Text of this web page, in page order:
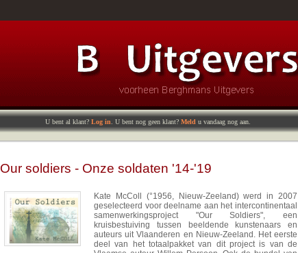
U bent al klant? Log in . U bent nog geen klant? Meld u vandaag nog aan.
Our soldiers - Onze soldaten '14-'19
Kate McColl (°1956, Nieuw-Zeeland) werd in 2007
geselecteerd voor deelname aan het intercontinentaal
samenwerkingsproject "Our Soldiers", een
kruisbestuiving tussen beeldende kunstenaars en
auteurs uit Vlaanderen en Nieuw-Zeeland. Het eerste
deel van het totaalpakket van dit project is van de